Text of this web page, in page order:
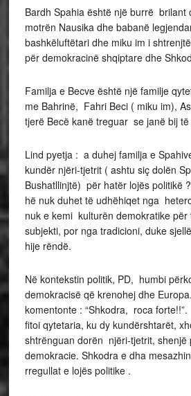
Bardh Spahia është një burrë brilant
motrën Nausika dhe babanë
bashkëluftëtari dhe miku im i
për demokracinë shqiptare dhe
Familja e Becve është një familje
me Bahrinë, Fahri Beci ( miku im),
tjerë Becë kanë treguar se janë bij
Lind pyetja : a duhej familja e
kundër njëri-tjetrit ( ashtu siç dolën
Bushatllinjtë) për hatër lojës politikë
hë nuk duhet të udhëhiqet nga
nuk e kemi kulturën demokratike për
subjekti, por nga tradicioni, duke
hije rëndë.
Në kontekstin politik, PD, humbi
demokracisë që krenohej dhe
komentonte : “Shkodra, roca
fitoi qytetaria, ku dy kundërshtarët,
shtrënguan dorën njëri-tjetrit, shenjë
demokracie. Shkodra e dha
rregullat e lojës politike .